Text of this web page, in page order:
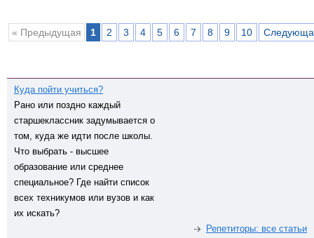
« Предыдущая 1 2 3 4 5 6 7 8 9 10
Куда пойти учиться?
Рано или поздно каждый
старшеклассник задумывается о
том, куда же идти после школы.
Что выбрать - высшее
образование или среднее
специальное? Где найти список
всех техникумов или вузов и как
их искать?
Репетиторы: все статьи